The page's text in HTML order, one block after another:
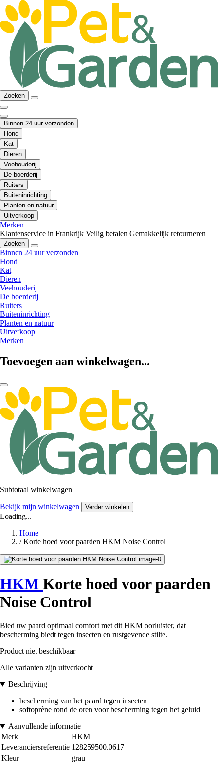
Zoeken
Binnen 24 uur verzonden
Hond
Kat
Dieren
Veehouderij
De boerderij
Ruiters
Buiteninrichting
Planten en natuur
Uitverkoop
Merken
Klantenservice in Frankrijk Veilig betalen Gemakkelijk retourneren
Zoeken
Binnen 24 uur verzonden
Hond
Kat
Dieren
Veehouderij
De boerderij
Ruiters
Buiteninrichting
Planten en natuur
Uitverkoop
Merken
Toevoegen aan winkelwagen...
Subtotaal winkelwagen
Bekijk mijn winkelwagen Verder winkelen
Loading...
Home
/ Korte hoed voor paarden HKM Noise Control
HKM Korte hoed voor paarden
Noise Control
Bied uw paard optimaal comfort met dit HKM oorluister, dat
bescherming biedt tegen insecten en rustgevende stilte.
Product niet beschikbaar
Alle varianten zijn uitverkocht
Beschrijving
bescherming van het paard tegen insecten
softoprène rond de oren voor bescherming tegen het geluid
Aanvullende informatie
Merk
HKM
Leveranciersreferentie 128259500.0617
Kleur
grau